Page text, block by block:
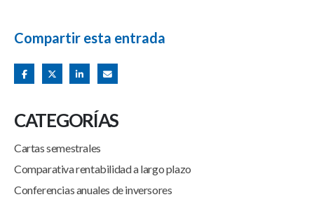
Compartir esta entrada
CATEGORÍAS
Cartas semestrales
Comparativa rentabilidad a largo plazo
Conferencias anuales de inversores